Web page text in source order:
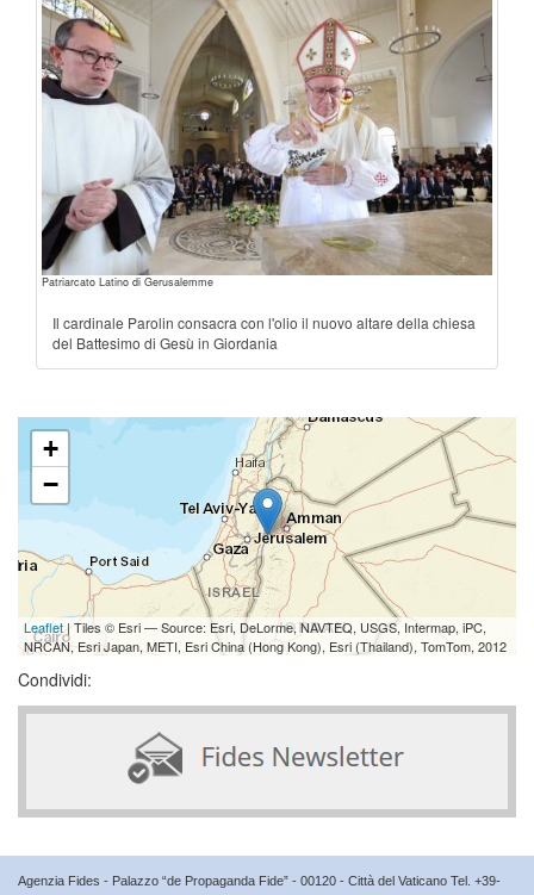
Patriarcato Latino di Gerusalemme
Il cardinale Parolin consacra con l'olio il nuovo altare della chiesa
del Battesimo di Gesù in Giordania
+
−
Leaflet| Tiles © Esri — Source: Esri, DeLorme, NAVTEQ, USGS, Intermap, iPC,
NRCAN, Esri Japan, METI, Esri China (Hong Kong), Esri (Thailand), TomTom, 2012
Condividi:
Agenzia Fides - Palazzo “de Propaganda Fide” - 00120 - Città del Vaticano Tel. +39-